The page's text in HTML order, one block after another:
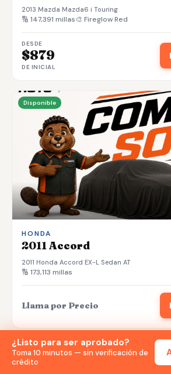
2013 Mazda Mazda6 i Touring
🔢 147,391 millas🎨 Fireglow Red
DESDE
$879
DE INICIAL
Disponible
HONDA
2011 Accord
2011 Honda Accord EX-L Sedan AT
🔢 173,113 millas
Llama por Precio
Disponible
¿Listo para ser aprobado?
Toma 10 minutos — sin verificación de
crédito